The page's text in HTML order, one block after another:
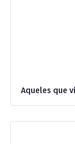
Aqueles que